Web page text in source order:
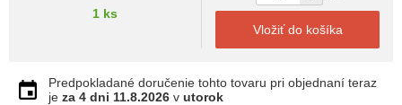
1 ks
Vložiť do košíka
Predpokladané doručenie tohto tovaru pri objednaní teraz
je za 4 dni 11.8.2026 v utorok